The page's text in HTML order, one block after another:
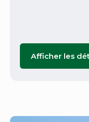
Afficher les